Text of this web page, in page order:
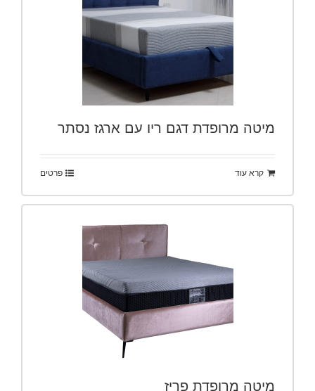
מיטה מרופדת דגם ריו עם ארגז נסתר
קרא עוד פרטים
מיטה מרופדת פריז